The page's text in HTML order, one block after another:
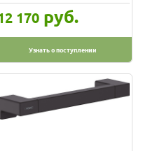
170 руб.
Узнать о поступлении